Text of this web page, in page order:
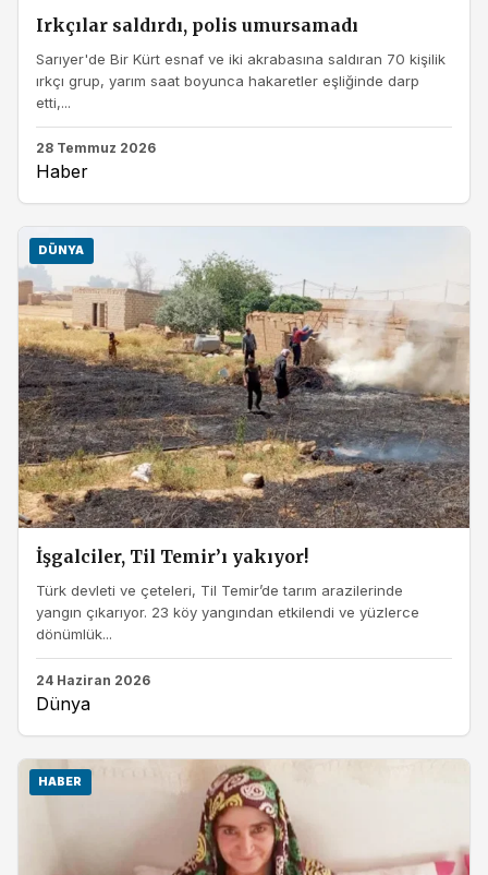
Irkçılar saldırdı, polis umursamadı
Sarıyer'de Bir Kürt esnaf ve iki akrabasına saldıran 70 kişilik
ırkçı grup, yarım saat boyunca hakaretler eşliğinde darp
etti,...
28 Temmuz 2026
Haber
DÜNYA
İşgalciler, Til Temir’ı yakıyor!
Türk devleti ve çeteleri, Til Temir’de tarım arazilerinde
yangın çıkarıyor. 23 köy yangından etkilendi ve yüzlerce
dönümlük...
24 Haziran 2026
Dünya
HABER